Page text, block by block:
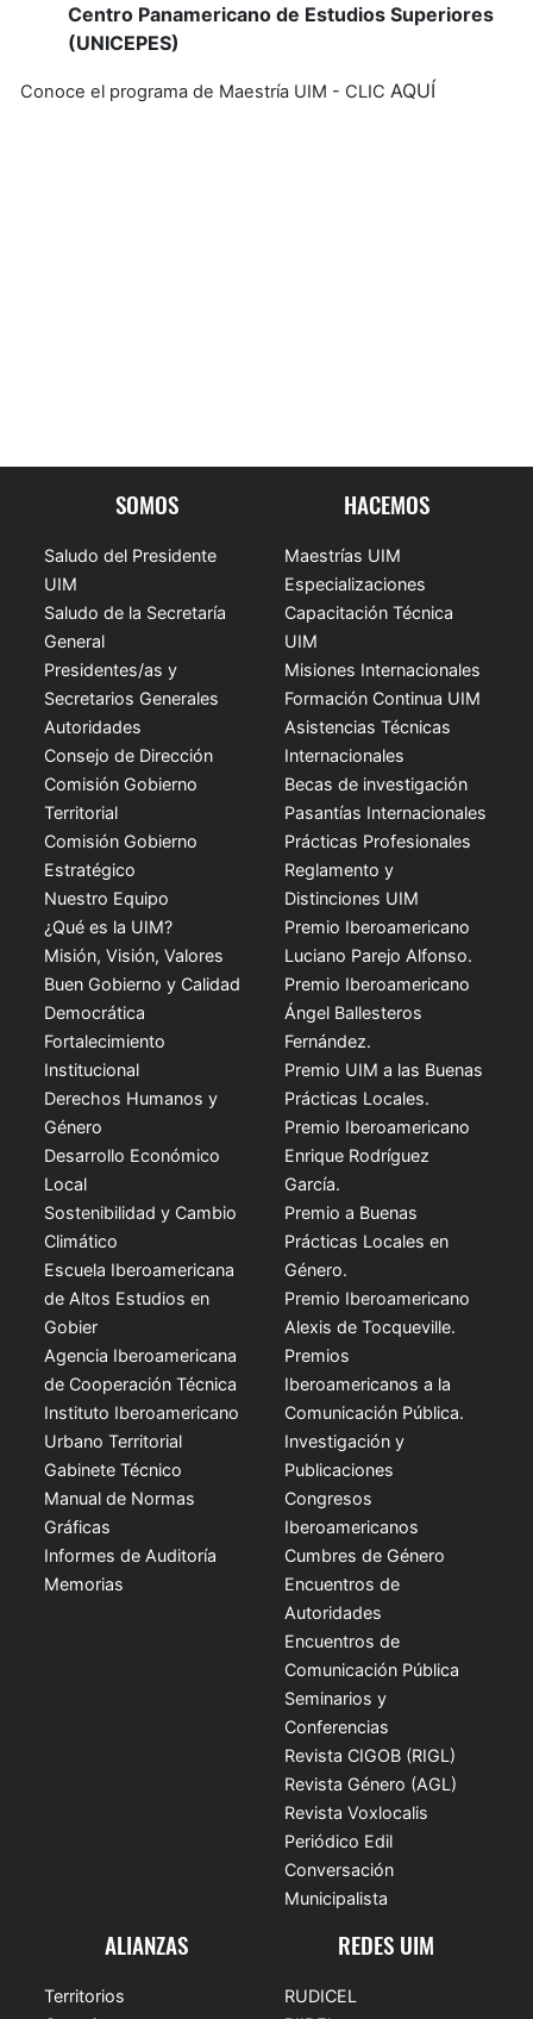
Centro Panamericano de Estudios Superiores
(UNICEPES)
Conoce el programa de Maestría UIM - CLICAQUÍ
SOMOS
Saludo del Presidente
UIM
Saludo de la Secretaría
General
Presidentes/as y
Secretarios Generales
Autoridades
Consejo de Dirección
Comisión Gobierno
Territorial
Comisión Gobierno
Estratégico
Nuestro Equipo
¿Qué es la UIM?
Misión, Visión, Valores
Buen Gobierno y Calidad
Democrática
Fortalecimiento
Institucional
Derechos Humanos y
Género
Desarrollo Económico
Local
Sostenibilidad y Cambio
Climático
Escuela Iberoamericana
de Altos Estudios en
Gobier
Agencia Iberoamericana
de Cooperación Técnica
Instituto Iberoamericano
Urbano Territorial
Gabinete Técnico
Manual de Normas
Gráficas
Informes de Auditoría
Memorias
HACEMOS
Maestrías UIM
Especializaciones
Capacitación Técnica
UIM
Misiones Internacionales
Formación Continua UIM
Asistencias Técnicas
Internacionales
Becas de investigación
Pasantías Internacionales
Prácticas Profesionales
Reglamento y
Distinciones UIM
Premio Iberoamericano
Luciano Parejo Alfonso.
Premio Iberoamericano
Ángel Ballesteros
Fernández.
Premio UIM a las Buenas
Prácticas Locales.
Premio Iberoamericano
Enrique Rodríguez
García.
Premio a Buenas
Prácticas Locales en
Género.
Premio Iberoamericano
Alexis de Tocqueville.
Premios
Iberoamericanos a la
Comunicación Pública.
Investigación y
Publicaciones
Congresos
Iberoamericanos
Cumbres de Género
Encuentros de
Autoridades
Encuentros de
Comunicación Pública
Seminarios y
Conferencias
Revista CIGOB (RIGL)
Revista Género (AGL)
Revista Voxlocalis
Periódico Edil
Conversación
Municipalista
ALIANZAS
Territorios
REDES UIM
RUDICEL